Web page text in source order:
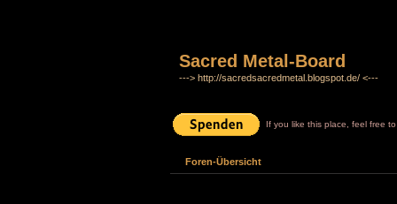
Sacred Metal-Board
---> http://sacredsacredmetal.blogspot.de/ <---
If you like this place, feel free
Foren-Übersicht